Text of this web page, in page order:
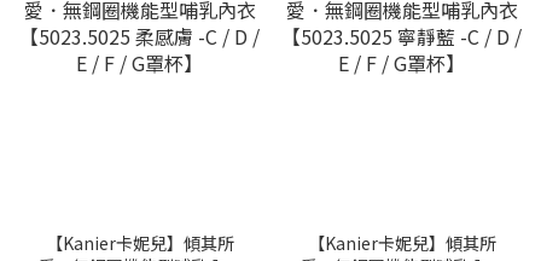
【Kanier卡妮兒】傾其所
【Kanier卡妮兒】傾其所